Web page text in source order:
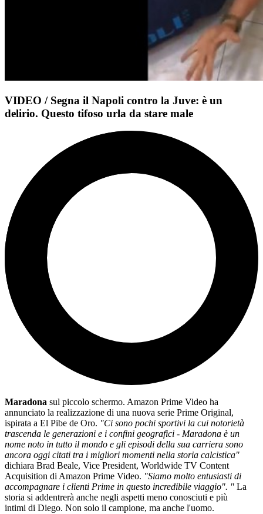
VIDEO / Segna il Napoli contro la Juve: è un
delirio. Questo tifoso urla da stare male
Maradona sul piccolo schermo. Amazon Prime Video ha
annunciato la realizzazione di una nuova serie Prime Original,
ispirata a El Pibe de Oro. "Ci sono pochi sportivi la cui notorietà
trascenda le generazioni e i confini geografici - Maradona è un
nome noto in tutto il mondo e gli episodi della sua carriera sono
ancora oggi citati tra i migliori momenti nella storia calcistica"
dichiara Brad Beale, Vice President, Worldwide TV Content
Acquisition di Amazon Prime Video. "Siamo molto entusiasti di
accompagnare i clienti Prime in questo incredibile viaggio". " La
storia si addentrerà anche negli aspetti meno conosciuti e più
intimi di Diego. Non solo il campione, ma anche l'uomo.